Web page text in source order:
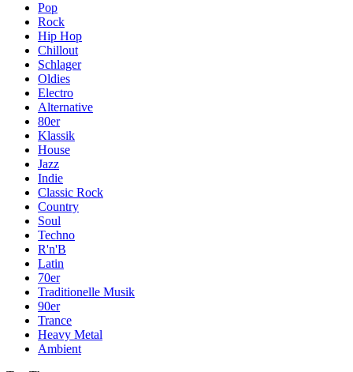
Pop
Rock
Hip Hop
Chillout
Schlager
Oldies
Electro
Alternative
80er
Klassik
House
Jazz
Indie
Classic Rock
Country
Soul
Techno
R'n'B
Latin
70er
Traditionelle Musik
90er
Trance
Heavy Metal
Ambient